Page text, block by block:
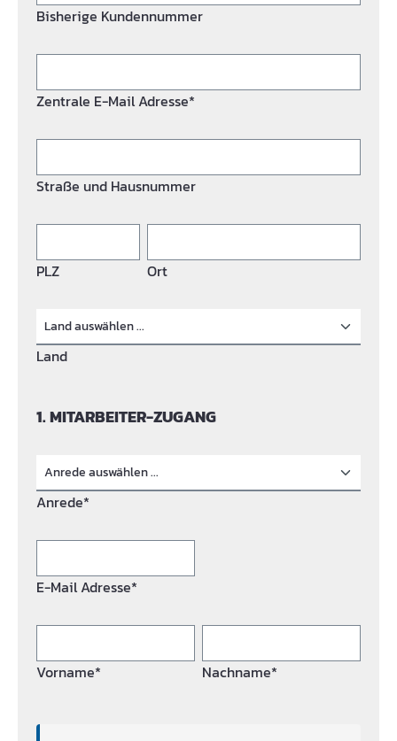
Bisherige Kundennummer
Zentrale E-Mail Adresse*
Straße und Hausnummer
PLZ Ort
Land
1. MITARBEITER-ZUGANG
Anrede*
E-Mail Adresse*
Vorname* Nachname*